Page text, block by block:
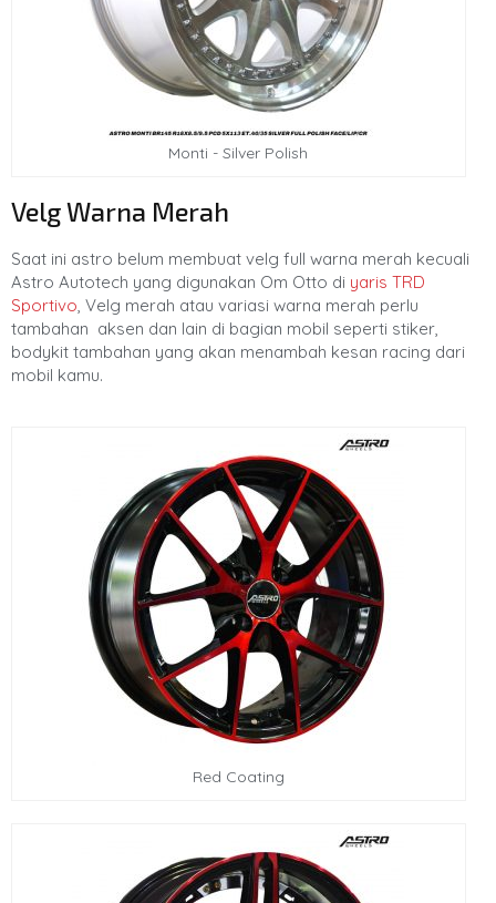
Monti - Silver Polish
Velg Warna Merah
Saat ini astro belum membuat velg full warna merah kecuali
Astro Autotech yang digunakan Om Otto di yaris TRD
Sportivo, Velg merah atau variasi warna merah perlu
tambahan aksen dan lain di bagian mobil seperti stiker,
bodykit tambahan yang akan menambah kesan racing dari
mobil kamu.
Red Coating